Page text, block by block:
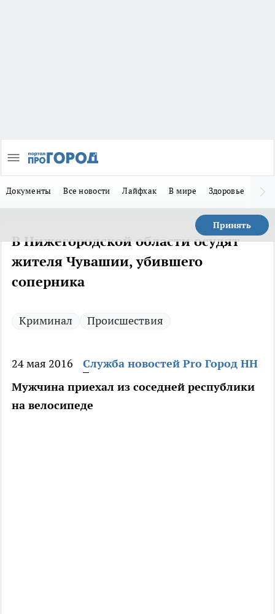
Документы Все новости Лайфхак В мире Здоровье
Принять
В Нижегородской области осудят
жителя Чувашии, убившего
соперника
Криминал Происшествия
24 мая 2016
Служба новостей Pro Город НН
Мужчина приехал из соседней республики
на велосипеде